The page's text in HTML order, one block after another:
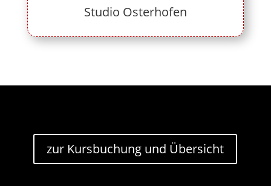
Studio Osterhofen
zur Kursbuchung und Übersicht